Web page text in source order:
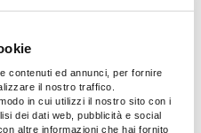
contenuti ed annunci, per fornire
il nostro traffico.
in cui utilizzi il nostro sito con i
dei dati web, pubblicità e social
altre informazioni che hai fornito
un po' di soldi
poiché non è
o un'esperienza
scegliere un